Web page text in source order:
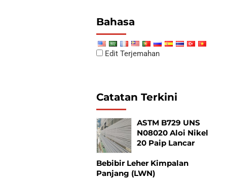
Bahasa
Edit Terjemahan
Catatan Terkini
ASTM B729 UNS
N08020 Aloi Nikel
20 Paip Lancar
Bebibir Leher Kimpalan
Panjang (LWN)